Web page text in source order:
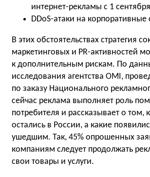
интернет-рекламы с 1
DDоS-атаки на корпоративные
В этих обстоятельствах стратегия
маркетинговых и PR-активностей
к дополнительным рискам. По
исследования агентства OMI,
по заказу Национального
сейчас реклама выполняет роль
потребителя и рассказывает о том,
остались в России, а какие
ушедшим. Так, 45% опрошенных
компаниям следует продолжать
свои товары и услуги.